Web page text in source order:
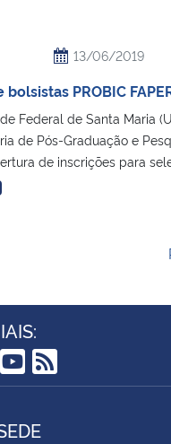
13/06/2019
PROBIC
Federal de Santa Maria
de Pós-Graduação e
de inscrições para
YouTube
RSS